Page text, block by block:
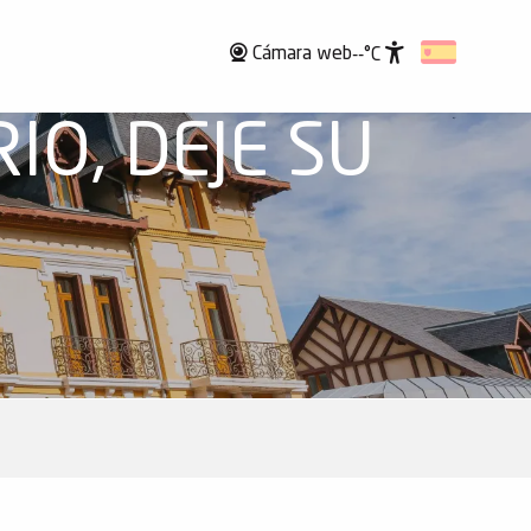
Cámara web--°C
DEJE SU